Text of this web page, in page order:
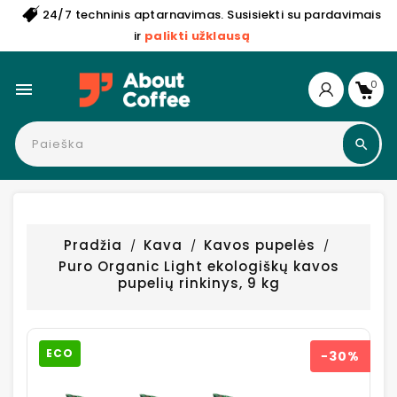
24/7 techninis aptarnavimas. Susisiekti su pardavimais
ir palikti užklausą
 0
Pradžia Kava
Kavos pupelės
Puro Organic Light ekologiškų kavos
pupelių rinkinys, 9 kg
−30%
ECO